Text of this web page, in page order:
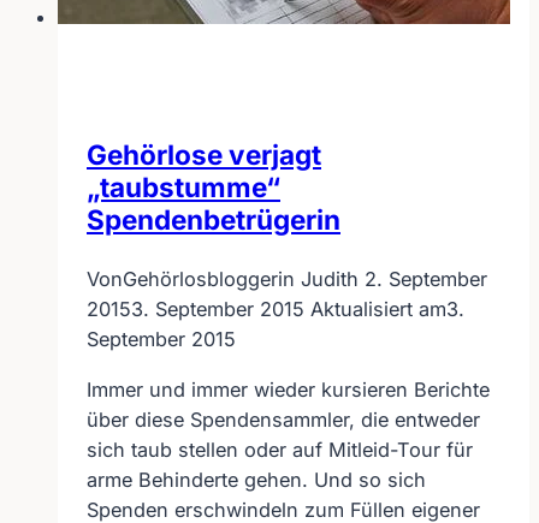
Gehörlose verjagt
„taubstumme“
Spendenbetrügerin
VonGehörlosbloggerin Judith 2. September
20153. September 2015 Aktualisiert am3.
September 2015
Immer und immer wieder kursieren Berichte
über diese Spendensammler, die entweder
sich taub stellen oder auf Mitleid-Tour für
arme Behinderte gehen. Und so sich
Spenden erschwindeln zum Füllen eigener